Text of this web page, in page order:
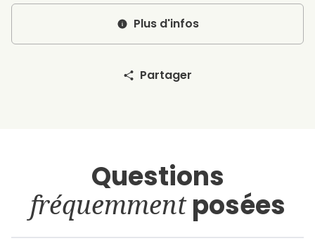
Plus d'infos
Partager
Questions
fréquemmentposées